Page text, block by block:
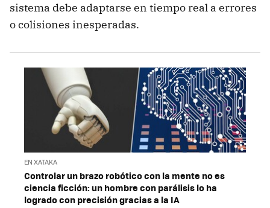
sistema debe adaptarse en tiempo real a errores
o colisiones inesperadas.
EN XATAKA
Controlar un brazo robótico con la mente no es
ciencia ficción: un hombre con parálisis lo ha
logrado con precisión gracias a la IA